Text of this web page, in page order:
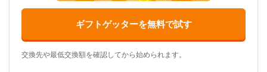
ギフトゲッターを無料で試す
交換先や最低交換額を確認してから始められます。